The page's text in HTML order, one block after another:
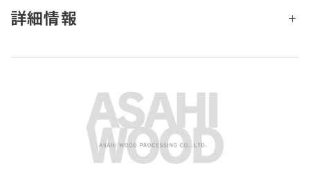
詳細情報